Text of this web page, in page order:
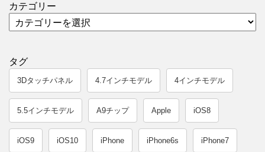
カテゴリー
タグ
3Dタッチパネル 4.7インチモデル 4インチモデル
5.5インチモデル A9チップ Apple iOS8
iOS9 iOS10 iPhone iPhone6s iPhone7